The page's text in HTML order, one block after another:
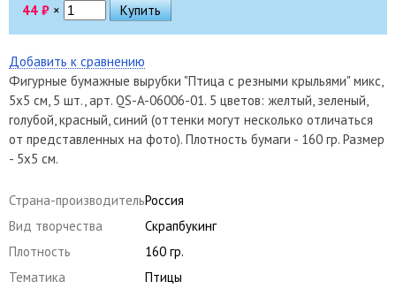
44 ₽ ×
Добавить к сравнению
Фигурные бумажные вырубки "Птица с резными крыльями" микс,
5х5 см, 5 шт., арт. QS-A-06006-01. 5 цветов: желтый, зеленый,
голубой, красный, синий (оттенки могут несколько отличаться
от представленных на фото). Плотность бумаги - 160 гр. Размер
- 5х5 см.
Страна-производительРоссия
Вид творчества
Скрапбукинг
Плотность
160 гр.
Тематика
Птицы